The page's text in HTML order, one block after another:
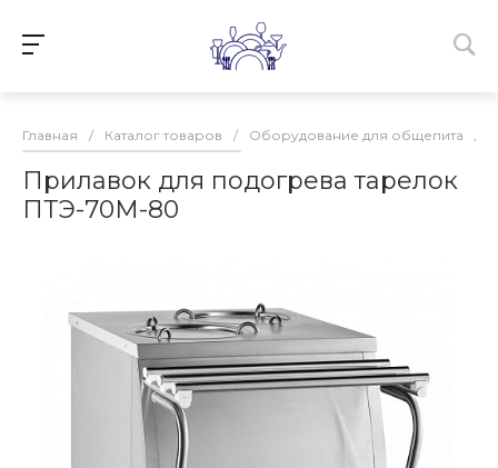
Главная / Каталог товаров / Оборудование для общепита /
Прилавок для подогрева тарелок
ПТЭ-70М-80